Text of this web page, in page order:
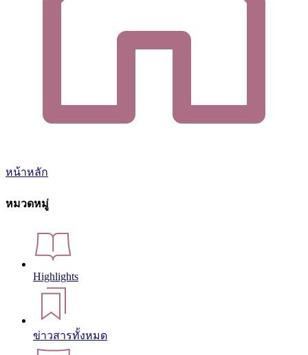
หน้าหลัก
หมวดหมู่
Highlights
ข่าวสารทั้งหมด